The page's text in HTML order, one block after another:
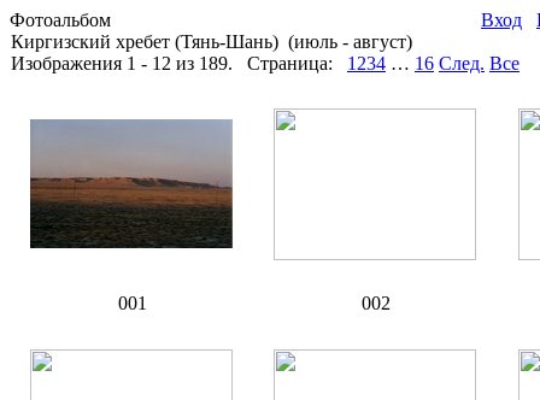
Фотоальбом Вход
Киргизский хребет (Тянь-Шань) (июль - август)
Изображения 1 - 12 из 189. Страница:
1 234 … 16 След. Все
001 002